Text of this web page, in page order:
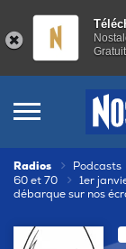
Radios Podcasts
60 et 70
1er
débarque sur nos